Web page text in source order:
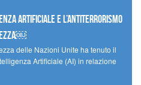
artificiale e l’antiterrorismo
delle Nazioni Unite ha tenuto il
Artificiale (AI) in relazione